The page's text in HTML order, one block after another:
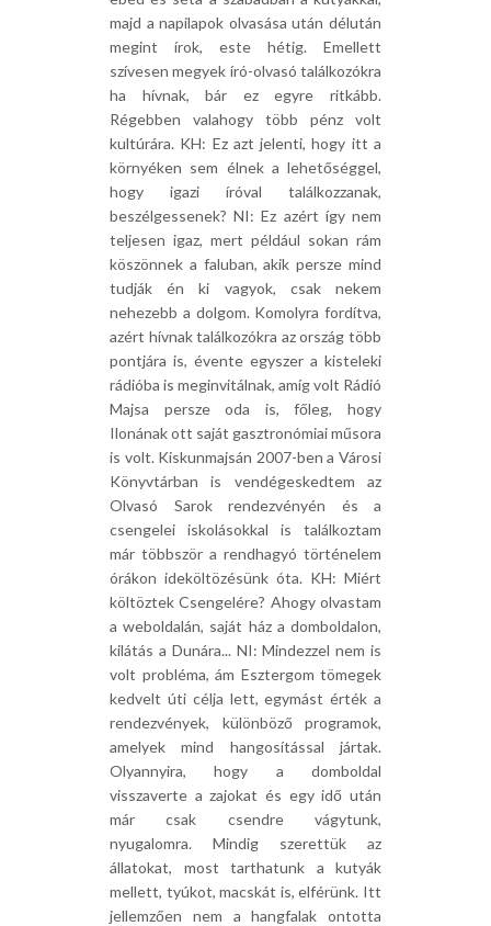
majd a napilapok olvasása után délután
megint írok, este hétig. Emellett
szívesen megyek író-olvasó találkozókra
ha hívnak, bár ez egyre ritkább.
Régebben valahogy több pénz volt
kultúrára. KH: Ez azt jelenti, hogy itt a
környéken sem élnek a lehetőséggel,
hogy igazi íróval találkozzanak,
beszélgessenek? NI: Ez azért így nem
teljesen igaz, mert például sokan rám
köszönnek a faluban, akik persze mind
tudják én ki vagyok, csak nekem
nehezebb a dolgom. Komolyra fordítva,
azért hívnak találkozókra az ország több
pontjára is, évente egyszer a kisteleki
rádióba is meginvitálnak, amíg volt Rádió
Majsa persze oda is, főleg, hogy
Ilonának ott saját gasztronómiai műsora
is volt. Kiskunmajsán 2007-ben a Városi
Könyvtárban is vendégeskedtem az
Olvasó Sarok rendezvényén és a
csengelei iskolásokkal is találkoztam
már többször a rendhagyó történelem
órákon ideköltözésünk óta. KH: Miért
költöztek Csengelére? Ahogy olvastam
a weboldalán, saját ház a domboldalon,
kilátás a Dunára... NI: Mindezzel nem is
volt probléma, ám Esztergom tömegek
kedvelt úti célja lett, egymást érték a
rendezvények, különböző programok,
amelyek mind hangosítással jártak.
Olyannyira, hogy a domboldal
visszaverte a zajokat és egy idő után
már csak csendre vágytunk,
nyugalomra. Mindig szerettük az
állatokat, most tarthatunk a kutyák
mellett, tyúkot, macskát is, elférünk. Itt
jellemzően nem a hangfalak ontotta